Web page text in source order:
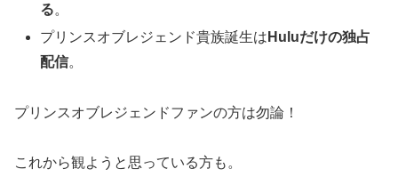
る。
プリンスオブレジェンド貴族誕生は Huluだけの独占
配信。
プリンスオブレジェンドファンの方は勿論！
これから観ようと思っている方も。